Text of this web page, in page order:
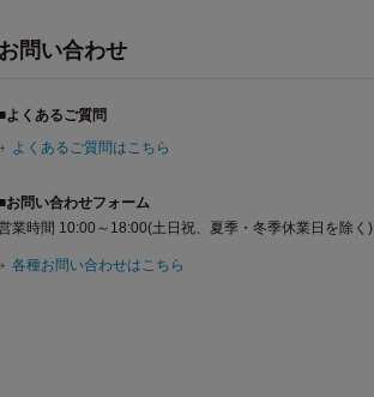
問い合わせ
よくあるご質問
よくあるご質問はこちら
お問い合わせフォーム
業時間 10:00～18:00(土日祝、夏季・冬季休業日を除く)
各種お問い合わせはこちら